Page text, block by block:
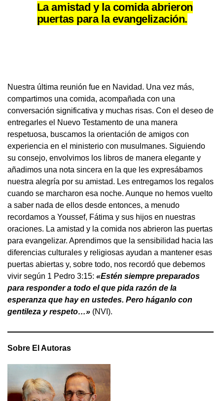
La amistad y la comida abrieron
puertas para la evangelización.
Nuestra última reunión fue en Navidad. Una vez más,
compartimos una comida, acompañada con una
conversación significativa y muchas risas. Con el deseo de
entregarles el Nuevo Testamento de una manera
respetuosa, buscamos la orientación de amigos con
experiencia en el ministerio con musulmanes. Siguiendo
su consejo, envolvimos los libros de manera elegante y
añadimos una nota sincera en la que les expresábamos
nuestra alegría por su amistad. Les entregamos los regalos
cuando se marcharon esa noche. Aunque no hemos vuelto
a saber nada de ellos desde entonces, a menudo
recordamos a Youssef, Fátima y sus hijos en nuestras
oraciones. La amistad y la comida nos abrieron las puertas
para evangelizar. Aprendimos que la sensibilidad hacia las
diferencias culturales y religiosas ayudan a mantener esas
puertas abiertas y, sobre todo, nos recordó que debemos
vivir según 1 Pedro 3:15: «Estén siempre preparados
para responder a todo el que pida razón de la
esperanza que hay en ustedes. Pero háganlo con
gentileza y respeto…» (NVI).
Sobre El Autoras